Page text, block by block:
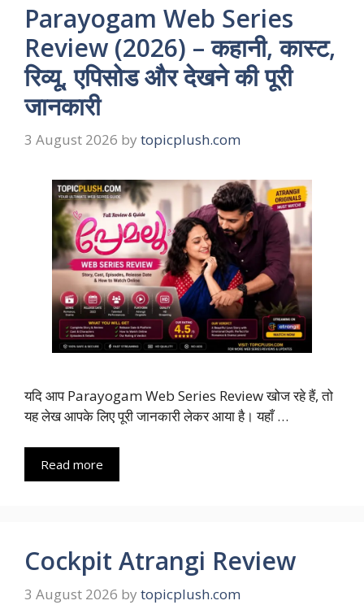
Parayogam Web Series
Review (2026) – कहानी, कास्ट,
रिव्यू, एपिसोड और देखने की पूरी
जानकारी
3 August 2026 by topicplush.com
यदि आप Parayogam Web Series Review खोज रहे हैं, तो
यह लेख आपके लिए पूरी जानकारी लेकर आया है। यहाँ …
Read more
Cockpit Atrangi Review
3 August 2026 by topicplush.com